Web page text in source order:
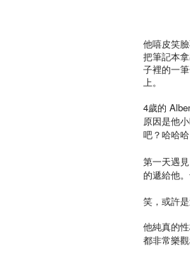
左
他嘻皮笑
把筆記本
子裡的一
上。
4歲的
原因是他
吧？哈哈哈
第一天遇見
的遞給他
笑，或許
他純真的
都非常樂